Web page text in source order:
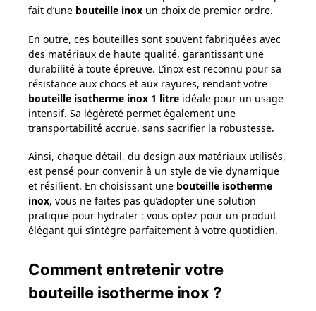
fait d’une bouteille inox un choix de premier ordre.
En outre, ces bouteilles sont souvent fabriquées avec
des matériaux de haute qualité, garantissant une
durabilité à toute épreuve. L’inox est reconnu pour sa
résistance aux chocs et aux rayures, rendant votre
bouteille isotherme inox 1 litre idéale pour un usage
intensif. Sa légèreté permet également une
transportabilité accrue, sans sacrifier la robustesse.
Ainsi, chaque détail, du design aux matériaux utilisés,
est pensé pour convenir à un style de vie dynamique
et résilient. En choisissant une bouteille isotherme
inox, vous ne faites pas qu’adopter une solution
pratique pour hydrater : vous optez pour un produit
élégant qui s’intègre parfaitement à votre quotidien.
Comment entretenir votre
bouteille isotherme inox ?